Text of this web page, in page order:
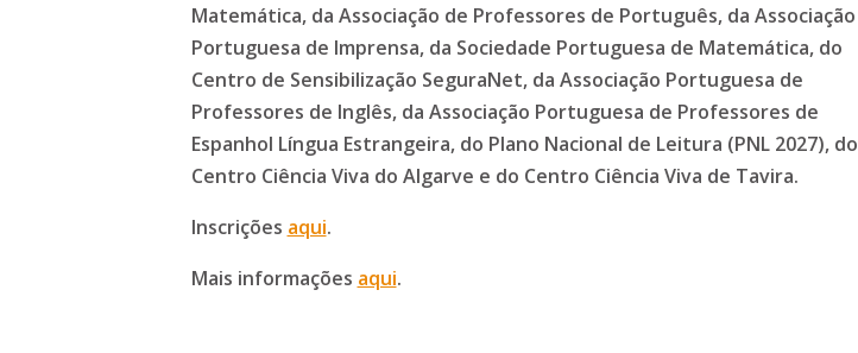
Matemática, da Associação de Professores de Português, da Associação
Portuguesa de Imprensa, da Sociedade Portuguesa de Matemática, do
Centro de Sensibilização SeguraNet, da Associação Portuguesa de
Professores de Inglês, da Associação Portuguesa de Professores de
Espanhol Língua Estrangeira, do Plano Nacional de Leitura (PNL 2027), do
Centro Ciência Viva do Algarve e do Centro Ciência Viva de Tavira.
Inscrições aqui.
Mais informações aqui.